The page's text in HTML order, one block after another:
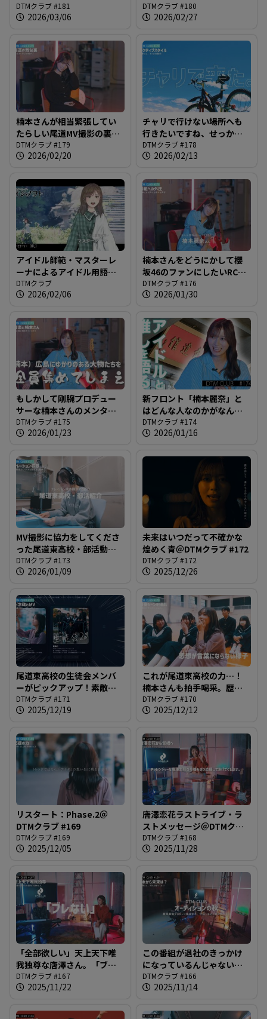
が楽器に目覚めるかもしれ
ない＠DTMクラブ #181
DTMクラブ #181
2026/03/06
DTMクラブ #180
2026/02/27
楠本さんが相当緊張してい
たらしい尾道MV撮影の裏話
＠DTMクラブ #179
DTMクラブ #179
2026/02/20
チャリで行けない場所へも
行きたいですね、せっかく
の広島なので＠DTMクラブ
#178
DTMクラブ #178
2026/02/13
アイドル師範・マスターレ
ーナによるアイドル用語解
説、始まります＠DTMクラ
ブ #177
DTMクラブ
2026/02/06
楠本さんをどうにかして櫻
坂46のファンにしたいRCC
関係者の思惑が跋扈する番
組＠DTMクラブ #176
DTMクラブ #176
2026/01/30
もしかして剛腕プロデュー
サーな楠本さんのメンタル
＠DTMクラブ #175
DTMクラブ #175
2026/01/23
新フロント「楠本麗奈」と
はどんな人なのかがなんと
なく分かる、かもしれない
＠DTMクラブ #174
DTMクラブ #174
2026/01/16
MV撮影に協力をしてくださ
った尾道東高校・部活動を
ご紹介！＠DTMクラブ #173
DTMクラブ #173
2026/01/09
未来はいつだって不確かな
煌めく青＠DTMクラブ #172
DTMクラブ #172
2025/12/26
尾道東高校の生徒会メンバ
ーがピックアップ！素敵ポ
イントで最高の青春カット
を＠DTMクラブ #171
DTMクラブ #171
2025/12/19
これが尾道東高校の力…！
楠本さんも拍手喝采。歴史
的なピアノによるショパン
の演奏＠DTMクラブ #170
DTMクラブ #170
2025/12/12
リスタート：Phase.2＠
DTMクラブ #169
DTMクラブ #169
2025/12/05
唐澤恋花ラストライブ・ラ
ストメッセージ＠DTMクラ
ブ #168
DTMクラブ #168
2025/11/28
「全部欲しい」天上天下唯
我独尊な唐澤さん。「ブレ
ない」強さか「ワガママ」
か？＠DTMクラブ #167
DTMクラブ #167
2025/11/22
この番組が退社のきっかけ
になっているんじゃないの
か、という疑惑について＠
DTMクラブ #166
DTMクラブ #166
2025/11/14